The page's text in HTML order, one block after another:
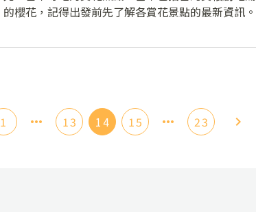
的櫻花，記得出發前先了解各賞花景點的最新資訊。
1 13 14 15 23